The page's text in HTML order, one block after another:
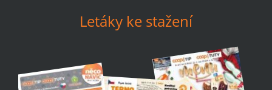
Letáky ke stažení